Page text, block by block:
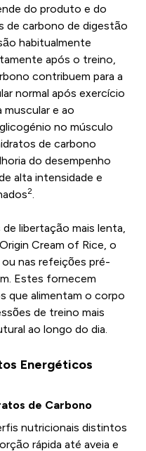
do produto e do
de carbono de digestão
habitualmente
após o treino,
contribuem para a
normal após exercício
e ao
no músculo
de carbono
do desempenho
alta intensidade e
2.
libertação mais lenta,
Cream of Rice, o
nas refeições pré-
Estes fornecem
que alimentam o corpo
de treino mais
ao longo do dia.
Energéticos
de Carbono
nutricionais distintos
rápida até aveia e